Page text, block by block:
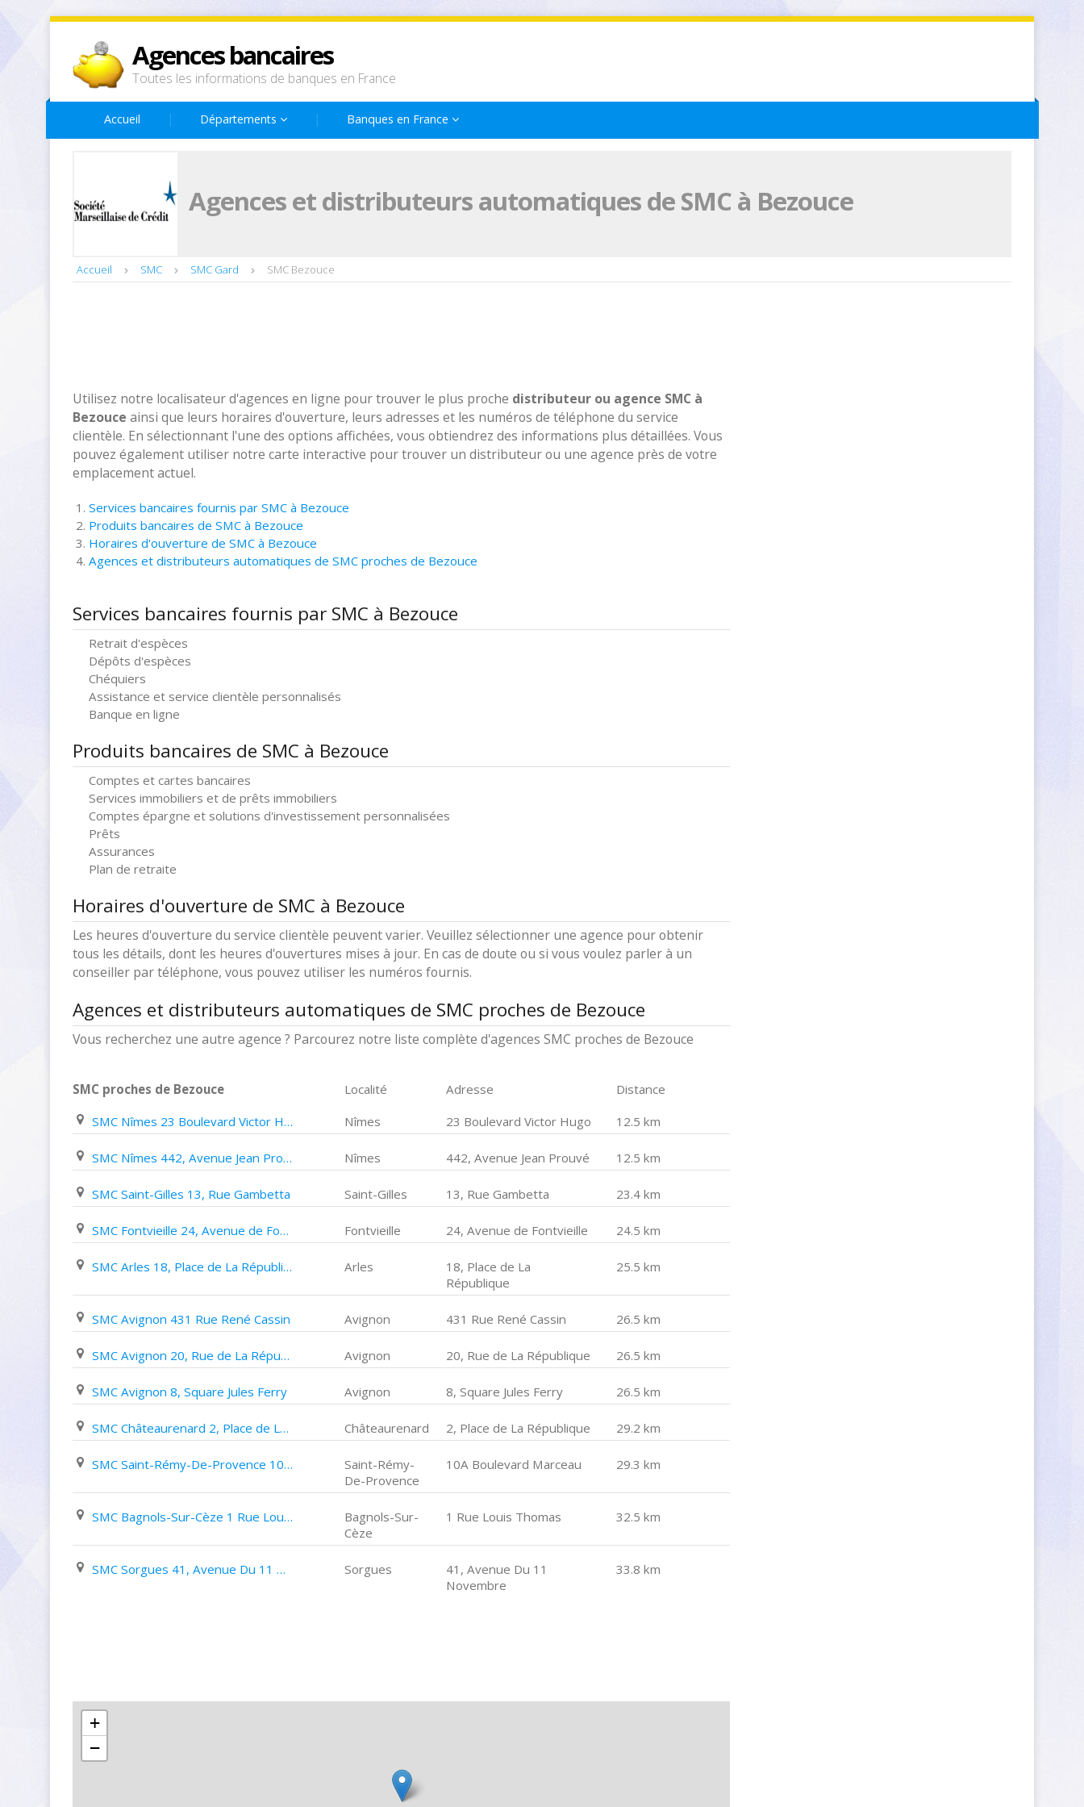
Agences bancaires
Toutes les informations de banques en France
Accueil Départements Banques en France
Agences et distributeurs automatiques de SMC à Bezouce
Accueil SMC SMC Gard SMC Bezouce
Utilisez notre localisateur d'agences en ligne pour trouver le plus proche distributeur ou agence SMC à
Bezouce ainsi que leurs horaires d'ouverture, leurs adresses et les numéros de téléphone du service
clientèle. En sélectionnant l'une des options affichées, vous obtiendrez des informations plus détaillées. Vous
pouvez également utiliser notre carte interactive pour trouver un distributeur ou une agence près de votre
emplacement actuel.
Services bancaires fournis par SMC à Bezouce
Produits bancaires de SMC à Bezouce
Horaires d'ouverture de SMC à Bezouce
Agences et distributeurs automatiques de SMC proches de Bezouce
Services bancaires fournis par SMC à Bezouce
Retrait d'espèces
Dépôts d'espèces
Chéquiers
Assistance et service clientèle personnalisés
Banque en ligne
Produits bancaires de SMC à Bezouce
Comptes et cartes bancaires
Services immobiliers et de prêts immobiliers
Comptes épargne et solutions d'investissement personnalisées
Prêts
Assurances
Plan de retraite
Horaires d'ouverture de SMC à Bezouce
Les heures d'ouverture du service clientèle peuvent varier. Veuillez sélectionner une agence pour obtenir
tous les détails, dont les heures d'ouvertures mises à jour. En cas de doute ou si vous voulez parler à un
conseiller par téléphone, vous pouvez utiliser les numéros fournis.
Agences et distributeurs automatiques de SMC proches de Bezouce
Vous recherchez une autre agence ? Parcourez notre liste complète d'agences SMC proches de Bezouce
SMC proches de Bezouce Localité Adresse
Distance
SMC Nîmes 23 Boulevard Victor Hugo
Nîmes 23 Boulevard Victor Hugo 12.5 km
SMC Nîmes 442, Avenue Jean Prouvé Nîmes 442, Avenue Jean Prouvé 12.5 km
SMC Saint-Gilles 13, Rue Gambetta Saint-Gilles 13, Rue Gambetta 23.4 km
SMC Fontvieille 24, Avenue de Fontvieille Fontvieille 24, Avenue de Fontvieille 24.5 km
SMC Arles 18, Place de La République Arles
18, Place de La
République
25.5 km
SMC Avignon 431 Rue René Cassin Avignon 431 Rue René Cassin 26.5 km
SMC Avignon 20, Rue de La République Avignon 20, Rue de La République 26.5 km
SMC Avignon 8, Square Jules Ferry Avignon 8, Square Jules Ferry 26.5 km
SMC Châteaurenard 2, Place de La République Châteaurenard 2, Place de La République 29.2 km
SMC Saint-Rémy-De-Provence 10A Boulevard Marceau
Saint-Rémy-
De-Provence
10A Boulevard Marceau 29.3 km
SMC Bagnols-Sur-Cèze 1 Rue Louis Thomas
Bagnols-Sur-
Cèze
1 Rue Louis Thomas 32.5 km
SMC Sorgues 41, Avenue Du 11 Novembre Sorgues
41, Avenue Du 11
Novembre
33.8 km
+
−